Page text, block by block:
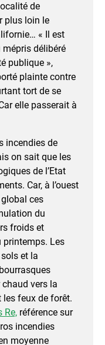
de
plus loin le
« Il est
mépris délibéré
publique »,
plainte contre
tort de se
elle passerait à
incendies de
on sait que les
de l’Etat
Car, à l’ouest
ces
du
froids et
printemps. Les
et la
vers la
feux de forêt.
Re, référence sur
incendies
moyenne